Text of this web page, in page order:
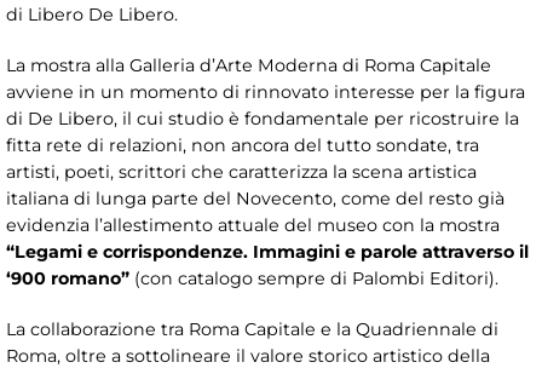
di Libero De Libero.
La mostra alla Galleria d’Arte Moderna di Roma Capitale
avviene in un momento di rinnovato interesse per la figura
di De Libero, il cui studio è fondamentale per ricostruire la
fitta rete di relazioni, non ancora del tutto sondate, tra
artisti, poeti, scrittori che caratterizza la scena artistica
italiana di lunga parte del Novecento, come del resto già
evidenzia l’allestimento attuale del museo con la mostra
“Legami e corrispondenze. Immagini e parole attraverso il
‘900 romano” (con catalogo sempre di Palombi Editori).
La collaborazione tra Roma Capitale e la Quadriennale di
Roma, oltre a sottolineare il valore storico artistico della